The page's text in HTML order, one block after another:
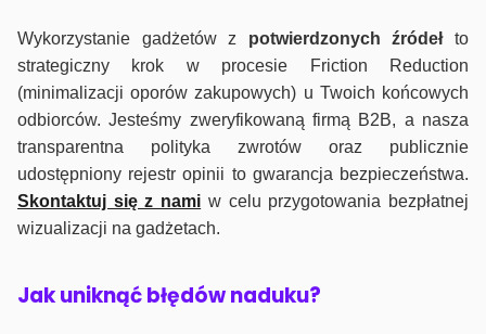
Wykorzystanie gadżetów z potwierdzonych źródełto
strategiczny krok w procesie Friction Reduction
(minimalizacji oporów zakupowych) u Twoich końcowych
odbiorców. Jesteśmy zweryfikowaną firmą B2B, a nasza
transparentna polityka zwrotów oraz publicznie
udostępniony rejestr opinii to gwarancja bezpieczeństwa.
Skontaktuj się z nami w celu przygotowania bezpłatnej
wizualizacji na gadżetach.
Jak uniknąć błędów naduku?